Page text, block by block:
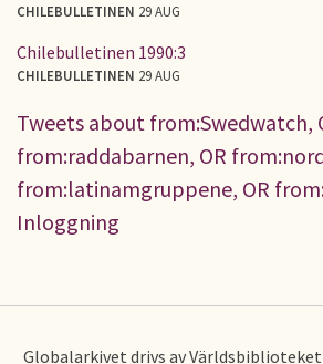
CHILEBULLETINEN 29 AUG
Chilebulletinen 1990:3
CHILEBULLETINEN 29 AUG
Tweets about from:Swedwatch,
from:raddabarnen, OR
from:latinamgruppene, OR
Inloggning
Globalarkivet drivs av